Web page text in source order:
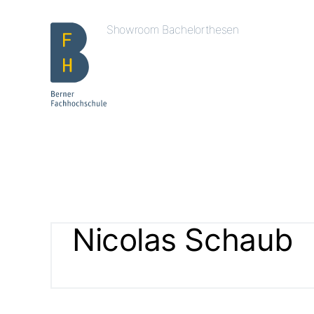
Showroom Bachelorthesen
Nicolas Schaub